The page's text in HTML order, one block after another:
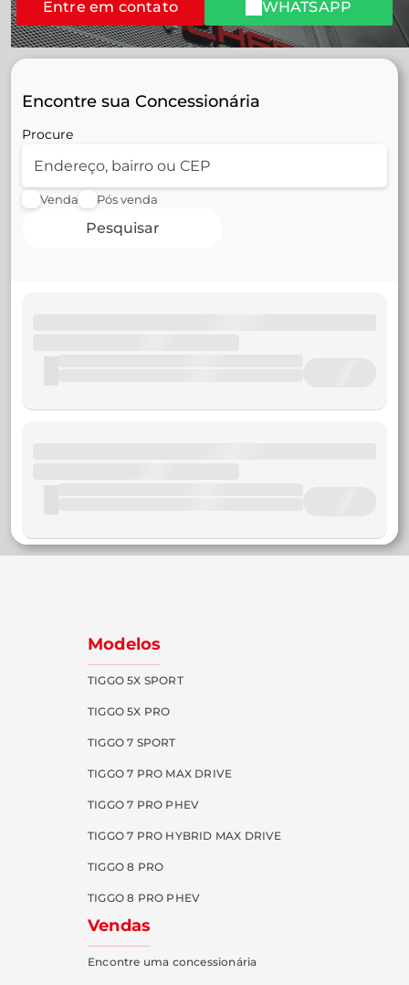
Entre em contato WHATSAPP
Encontre sua Concessionária
Procure
Venda Pós venda
Pesquisar
Modelos
TIGGO 5X SPORT
TIGGO 5X PRO
TIGGO 7 SPORT
TIGGO 7 PRO MAX DRIVE
TIGGO 7 PRO PHEV
TIGGO 7 PRO HYBRID MAX DRIVE
TIGGO 8 PRO
TIGGO 8 PRO PHEV
Vendas
Encontre uma concessionária